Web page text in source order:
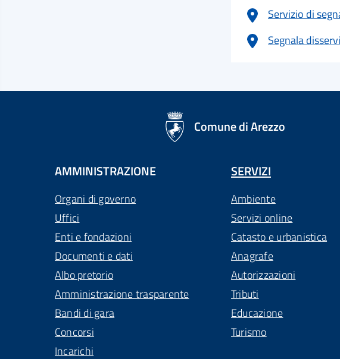
Servizio di
Segnala
Comune di Arezzo
AMMINISTRAZIONE
Organi di governo
Uffici
Enti e fondazioni
Documenti e dati
Albo pretorio
Amministrazione trasparente
Bandi di gara
Concorsi
Incarichi
SERVIZI
Ambiente
Servizi online
Catasto e urbanistica
Anagrafe
Autorizzazioni
Tributi
Educazione
Turismo